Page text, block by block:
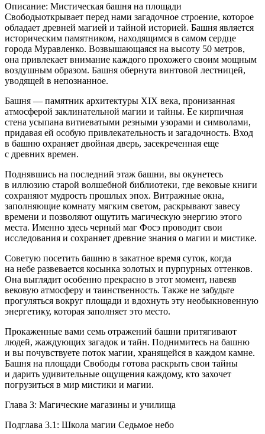
Описание: Мистическая башня на площади
Свободыоткрывает перед нами загадочное строение, которое
обладает древней магией и тайной историей. Башня является
историческим памятником, находящимся в самом сердце
города Муравленко. Возвышающаяся на высоту 50 метров,
она привлекает внимание каждого прохожего своим мощным
воздушным образом. Башня обернута винтовой лестницей,
уводящей в непознанное.
Башня — памятник архитектуры XIX века, пронизанная
атмосферой заклинательной магии и тайны. Ее кирпичная
стена усыпана витиеватыми резными узорами и символами,
придавая ей особую привлекательность и загадочность. Вход
в башню охраняет двойная дверь, засекреченная еще
с древних времен.
Поднявшись на последний этаж башни, вы окунетесь
в иллюзию старой волшебной библиотеки, где вековые книги
сохраняют мудрость прошлых эпох. Витражные окна,
заполняющие комнату мягким светом, раскрывают завесу
времени и позволяют ощутить магическую энергию этого
места. Именно здесь черный маг Фосэ проводит свои
исследования и сохраняет древние знания о магии и мистике.
Советую посетить башню в закатное время суток, когда
на небе развевается косынка золотых и пурпурных оттенков.
Она выглядит особенно прекрасно в этот момент, навеяв
вековую атмосферу и таинственность. Также не забудьте
прогуляться вокруг площади и вдохнуть эту необыкновенную
энергетику, которая заполняет это место.
Прокаженные вами семь отражений башни притягивают
людей, жаждующих загадок и тайн. Поднимитесь на башню
и вы почувствуете поток магии, хранящейся в каждом камне.
Башня на площади Свободы готова раскрыть свои тайны
и дарить удивительные ощущения каждому, кто захочет
погрузиться в мир мистики и магии.
Глава 3: Магические магазины и училища
Подглава 3.1: Школа магии Седьмое небо